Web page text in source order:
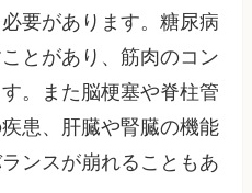
要があります。糖尿病
とがあり、筋肉のコン
。また脳梗塞や脊柱管
患、肝臓や腎臓の機能
ンスが崩れることもあ